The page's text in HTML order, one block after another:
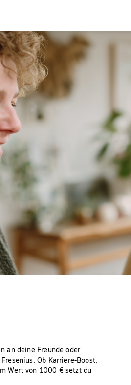
an deine Freunde oder
Ob Karriere-Boost,
Wert von 1000 € setzt du